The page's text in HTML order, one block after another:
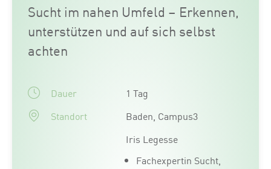
Sucht im nahen Umfeld – Erkennen,
unterstützen und auf sich selbst
achten
Dauer
1 Tag
Standort
Baden, Campus3
Iris Legesse
Fachexpertin Sucht,